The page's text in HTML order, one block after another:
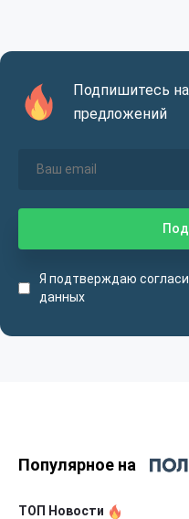
Подпишитесь
предложений
Я подтверждаю
данных
Популярное на
ТОП Новости